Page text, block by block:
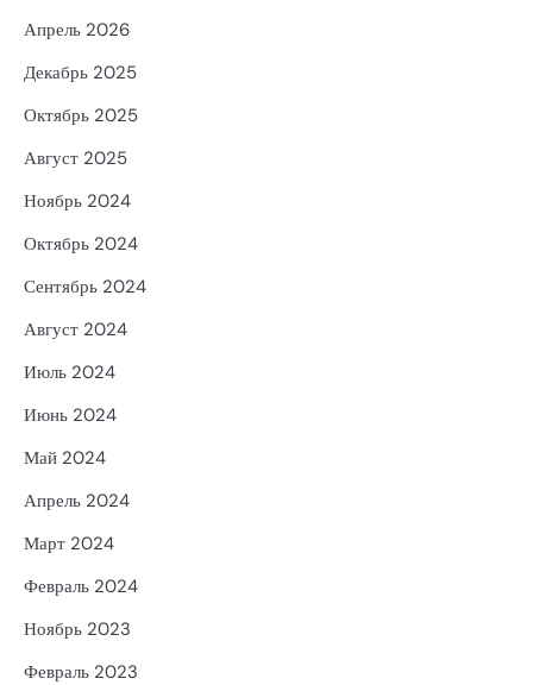
Апрель 2026
Декабрь 2025
Октябрь 2025
Август 2025
Ноябрь 2024
Октябрь 2024
Сентябрь 2024
Август 2024
Июль 2024
Июнь 2024
Май 2024
Апрель 2024
Март 2024
Февраль 2024
Ноябрь 2023
Февраль 2023